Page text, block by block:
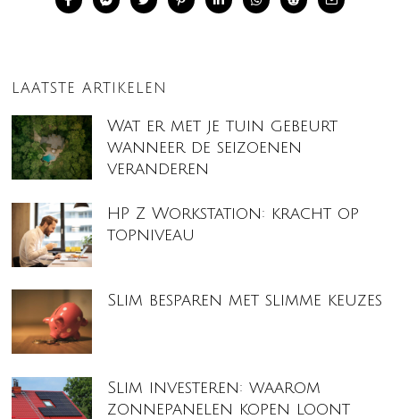
LAATSTE ARTIKELEN
Wat er met je tuin gebeurt
wanneer de seizoenen
veranderen
HP Z Workstation: kracht op
topniveau
Slim besparen met slimme keuzes
Slim investeren: waarom
zonnepanelen kopen loont